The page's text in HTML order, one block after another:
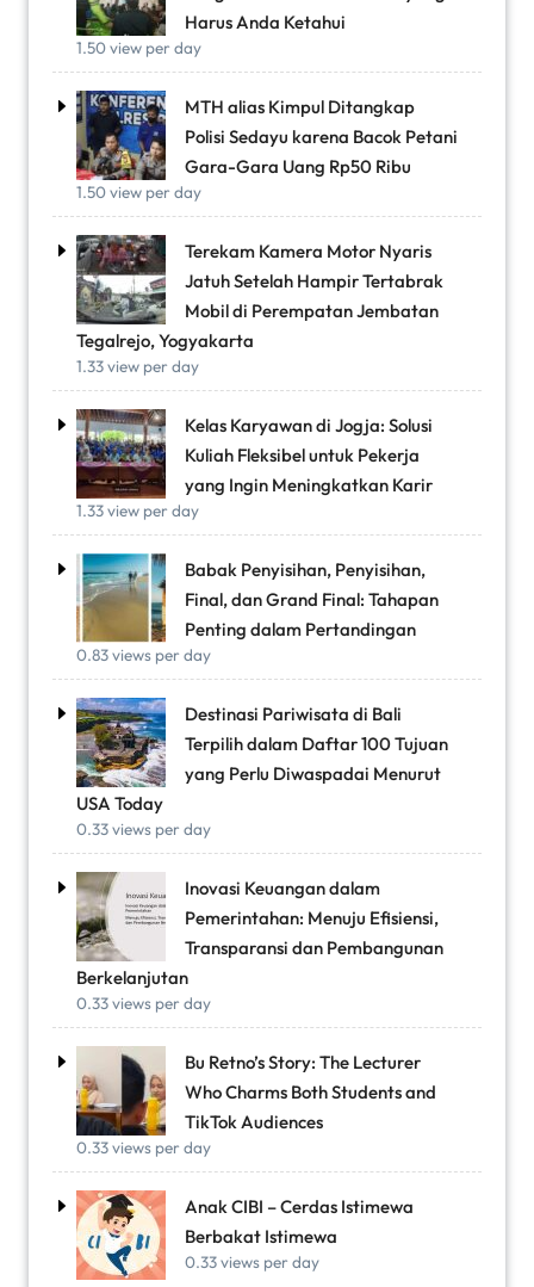
Harus Anda Ketahui
1.50 view per day
MTH alias Kimpul Ditangkap
Polisi Sedayu karena Bacok Petani
Gara-Gara Uang Rp50 Ribu
1.50 view per day
Terekam Kamera Motor Nyaris
Jatuh Setelah Hampir Tertabrak
Mobil di Perempatan Jembatan
Tegalrejo, Yogyakarta
1.33 view per day
Kelas Karyawan di Jogja: Solusi
Kuliah Fleksibel untuk Pekerja
yang Ingin Meningkatkan Karir
1.33 view per day
Babak Penyisihan, Penyisihan,
Final, dan Grand Final: Tahapan
Penting dalam Pertandingan
0.83 views per day
Destinasi Pariwisata di Bali
Terpilih dalam Daftar 100 Tujuan
yang Perlu Diwaspadai Menurut
USA Today
0.33 views per day
Inovasi Keuangan dalam
Pemerintahan: Menuju Efisiensi,
Transparansi dan Pembangunan
Berkelanjutan
0.33 views per day
Bu Retno’s Story: The Lecturer
Who Charms Both Students and
TikTok Audiences
0.33 views per day
Anak CIBI – Cerdas Istimewa
Berbakat Istimewa
0.33 views per day